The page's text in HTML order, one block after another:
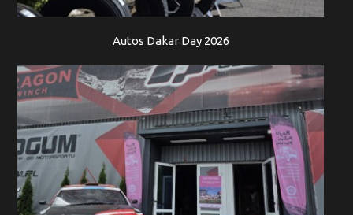
Autos Dakar Day 2026